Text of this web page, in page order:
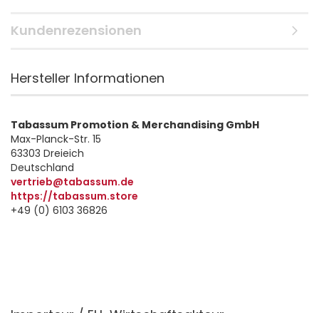
Kundenrezensionen
Hersteller Informationen
Tabassum Promotion & Merchandising GmbH
Max-Planck-Str. 15
63303 Dreieich
Deutschland
vertrieb@tabassum.de
https://tabassum.store
+49 (0) 6103 36826